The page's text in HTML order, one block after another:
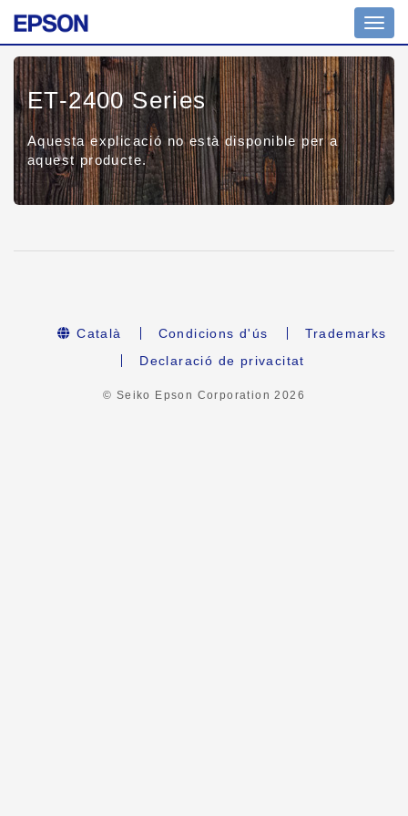
ET-2400 Series
Aquesta explicació no està disponible per a
aquest producte.
Català Condicions d'ús
Trademarks
Declaració de privacitat
© Seiko Epson Corporation2026